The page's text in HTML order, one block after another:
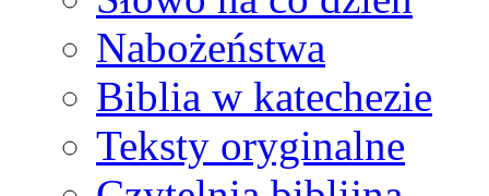
Nabożeństwa
Biblia w katechezie
Teksty oryginalne